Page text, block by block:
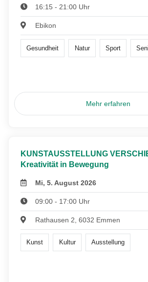
16:15 - 21:00 Uhr
Ebikon
Gesundheit Natur Sport
Mehr erfahren
KUNSTAUSSTELLUNG
Kreativität in Bewegung
Mi, 5. August 2026
09:00 - 17:00 Uhr
Rathausen 2, 6032 Emmen
Kunst Kultur Ausstellung